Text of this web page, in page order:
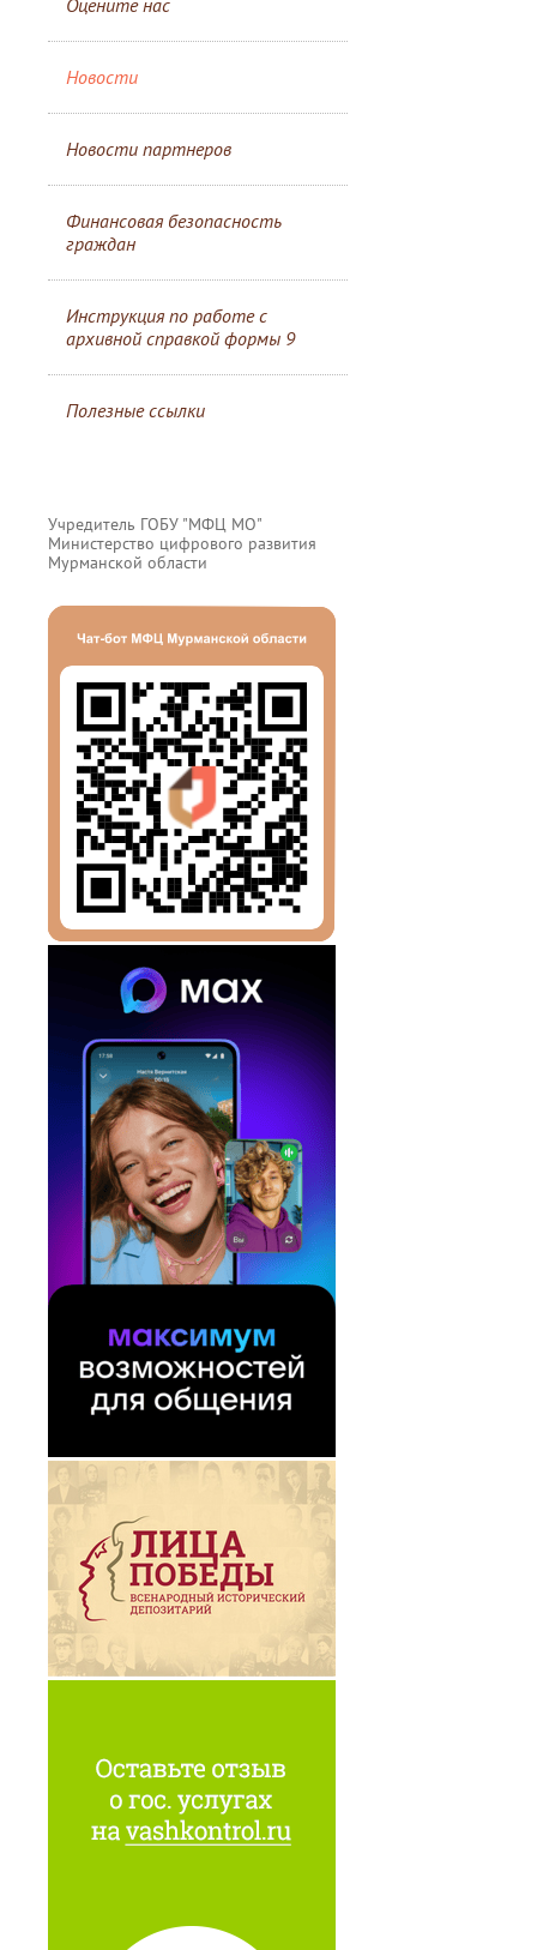
Оцените нас
Новости
Новости партнеров
Финансовая безопасность
граждан
Инструкция по работе с
архивной справкой формы 9
Полезные ссылки
Учредитель ГОБУ "МФЦ МО"
Министерство цифрового развития
Мурманской области